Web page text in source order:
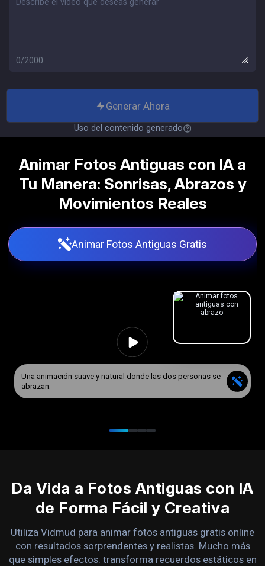
0/2000
Generar Ahora
Uso del contenido generado
Animar Fotos Antiguas con IA a
Tu Manera: Sonrisas, Abrazos y
Movimientos Reales
Animar Fotos Antiguas Gratis
Una animación suave y natural donde las dos personas se
abrazan.
Da Vida a Fotos Antiguas con IA
de Forma Fácil y Creativa
Utiliza Vidmud para animar fotos antiguas gratis online
con resultados sorprendentes y realistas. Mucho más
que simples efectos: transforma recuerdos estáticos en